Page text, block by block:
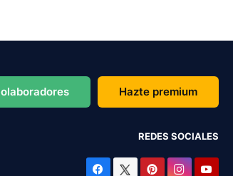
Hazte premium
REDES SOCIALES